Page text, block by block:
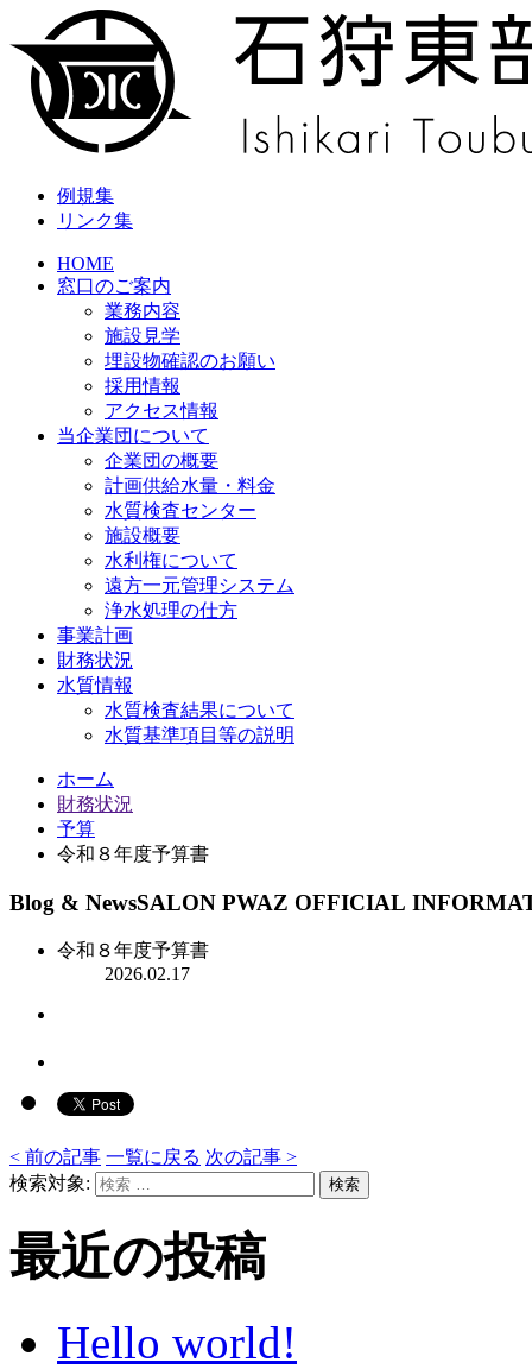
例規集
リンク集
HOME
窓口のご案内
業務内容
施設見学
埋設物確認のお願い
採用情報
アクセス情報
当企業団について
企業団の概要
計画供給水量・料金
水質検査センター
施設概要
水利権について
遠方一元管理システム
浄水処理の仕方
事業計画
財務状況
水質情報
水質検査結果について
水質基準項目等の説明
ホーム
財務状況
予算
令和８年度予算書
Blog & NewsSALON PWAZ OFFICIAL
令和８年度予算書
2026.02.17
< 前の記事 一覧に戻る 次の記事 >
検索対象:
検索
最近の投稿
Hello world!